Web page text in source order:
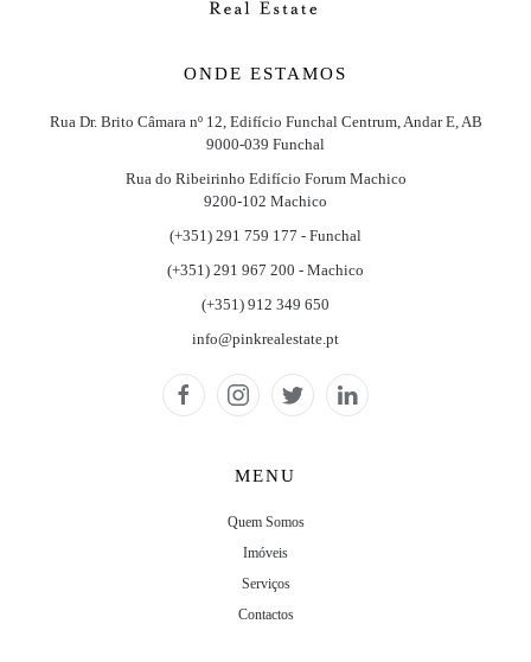
ONDE ESTAMOS
Rua Dr. Brito Câmara nº 12, Edifício Funchal Centrum, Andar E, AB
9000-039 Funchal
Rua do Ribeirinho Edifício Forum Machico
9200-102 Machico
(+351) 291 759 177 - Funchal
(+351) 291 967 200 - Machico
(+351) 912 349 650
info@pinkrealestate.pt
MENU
Quem Somos
Imóveis
Serviços
Contactos